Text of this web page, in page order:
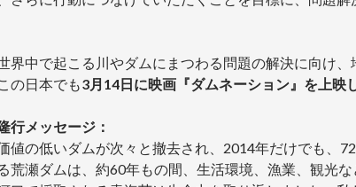
界中で起こる川やダムにまつわる問題の解決に向け
の日本でも3月14日に映画『ダムネーション』を上映
行メッセージ：
値の低いダムが次々と撤去され、2014年だけでも、
荒瀬ダムは、約60年もの間、生活環境、漁業、観光